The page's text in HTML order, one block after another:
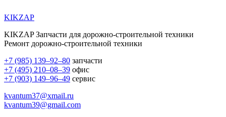
KIKZAP
KIKZAP Запчасти для дорожно-строительной техники
Ремонт дорожно-строительной техники
+7 (985) 139–92–80 запчасти
+7 (495) 210–08–39 офис
+7 (903) 149–96–49 сервис
kvantum37@xmail.ru
kvantum39@gmail.com